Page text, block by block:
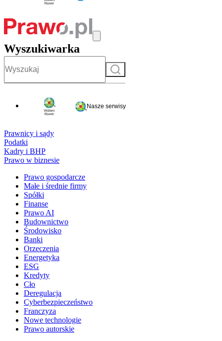
Wyszukiwarka
Szukaj
Nasze serwisy
Prawnicy i sądy
Podatki
Kadry i BHP
Prawo w biznesie
Prawo gospodarcze
Małe i średnie firmy
Spółki
Finanse
Prawo AI
Budownictwo
Środowisko
Banki
Orzeczenia
Energetyka
ESG
Kredyty
Cło
Deregulacja
Cyberbezpieczeństwo
Franczyza
Nowe technologie
Prawo autorskie